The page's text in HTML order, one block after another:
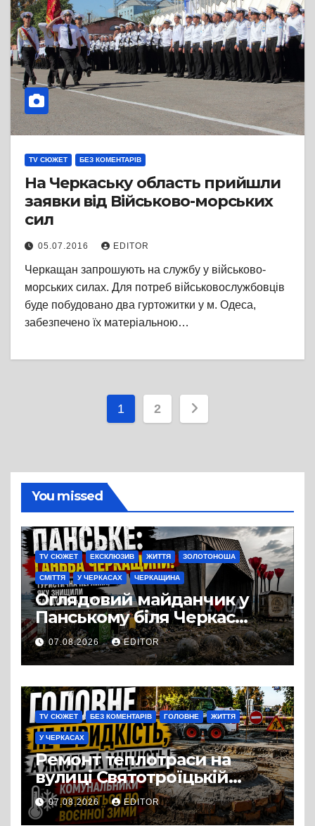
TV СЮЖЕТ БЕЗ КОМЕНТАРІВ
На Черкаську область прийшли
заявки від Військово-морських
сил
05.07.2016 EDITOR
Черкащан запрошують на службу у військово-
морських силах. Для потреб військовослужбовців
буде побудовано два гуртожитки у м. Одеса,
забезпечено їх матеріальною…
Пагінація
1 2
You missed
TV СЮЖЕТ ЕКСКЛЮЗИВ ЖИТТЯ ЗОЛОТОНОША
СМІТТЯ У ЧЕРКАСАХ ЧЕРКАЩИНА
Оглядовий майданчик у
Панському біля Черкас
перетворився на занедбане
сміттєзвалище
07.08.2026 EDITOR
TV СЮЖЕТ БЕЗ КОМЕНТАРІВ ГОЛОВНЕ ЖИТТЯ
У ЧЕРКАСАХ
Ремонт теплотраси на
вулиці Святотроїцькій
затягнувся порівняно із
запланованими термінами.
07.08.2026 EDITOR